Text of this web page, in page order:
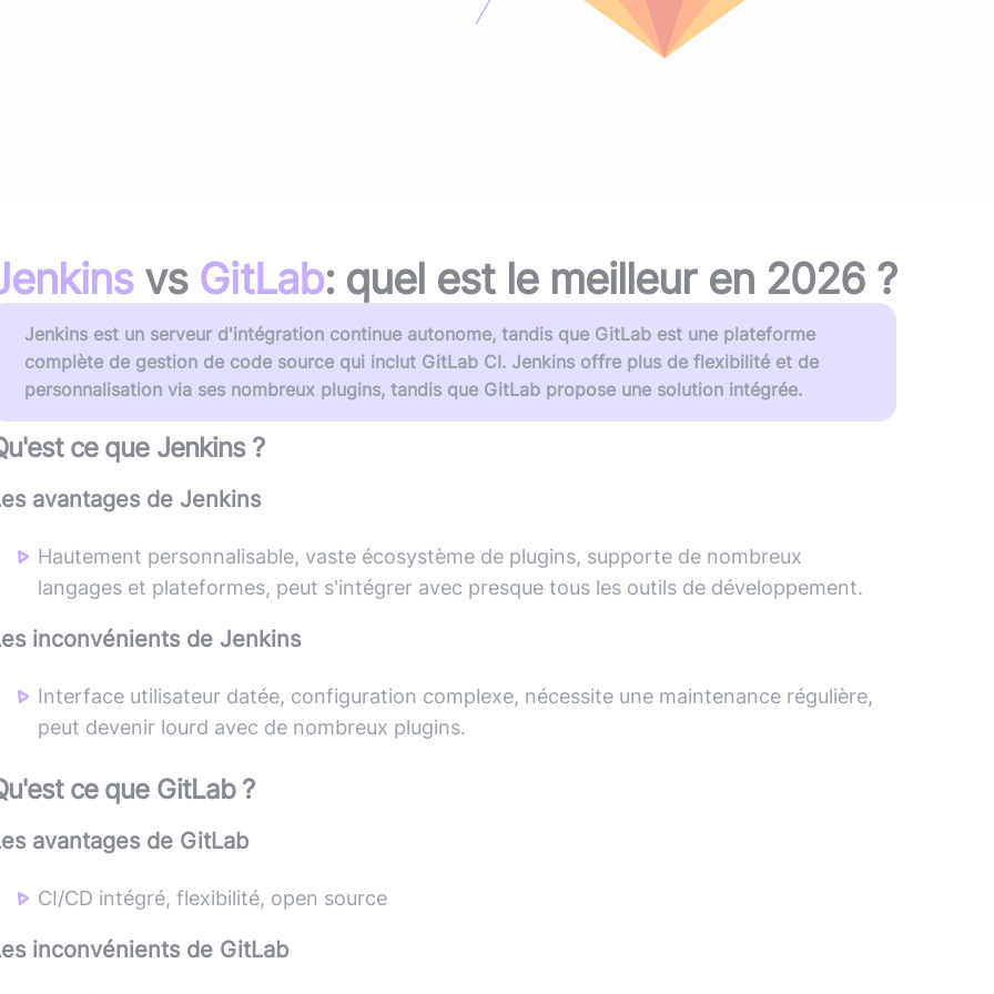
Écouter le podcast
DevSecOps
Terraform
Audit d'écoconception
Lire le livre blanc
vs GitLab: quel est le meilleur en 2026?
Jenkins est un serveur d'intégration continue autonome, tandis que GitLab est une plateforme
complète de gestion de code source qui inclut GitLab CI. Jenkins offre plus de flexibilité et de
personnalisation via ses nombreux plugins, tandis que GitLab propose une solution intégrée.
ce que Jenkins?
avantages de Jenkins
Hautement personnalisable, vaste écosystème de plugins, supporte de nombreux
langages et plateformes, peut s'intégrer avec presque tous les outils de développement.
inconvénients de Jenkins
Interface utilisateur datée, configuration complexe, nécessite une maintenance régulière,
peut devenir lourd avec de nombreux plugins.
ce que GitLab?
avantages de GitLab
CI/CD intégré, flexibilité, open source
inconvénients de GitLab